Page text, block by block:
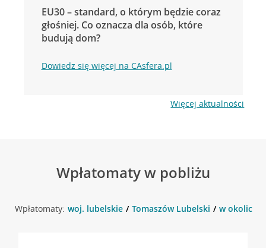
EU30 – standard, o którym będzie coraz
głośniej. Co oznacza dla osób, które
budują dom?
Dowiedz się więcej na CAsfera.pl
Więcej aktualności
Wpłatomaty w pobliżu
Wpłatomaty: woj. lubelskie Tomaszów Lubelski w okolicy